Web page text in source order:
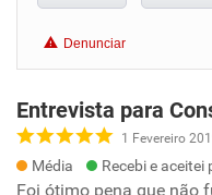
Denunciar
Entrevista para
1 Fevereiro
Média Recebi e
Foi ótimo pena que não